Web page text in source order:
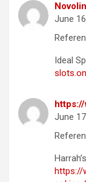
June
Ideal
June
https://